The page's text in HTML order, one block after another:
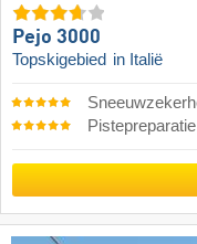
Pejo 3000
Topskigebied in Italië
Pistepreparatie